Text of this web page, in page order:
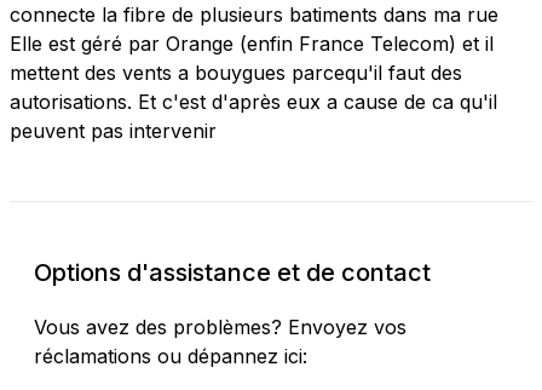
connecte la fibre de plusieurs batiments dans ma rue
Elle est géré par Orange (enfin France Telecom) et il
mettent des vents a bouygues parcequ'il faut des
autorisations. Et c'est d'après eux a cause de ca qu'il
peuvent pas intervenir
Options d'assistance et de contact
Vous avez des problèmes? Envoyez vos
réclamations ou dépannez ici: